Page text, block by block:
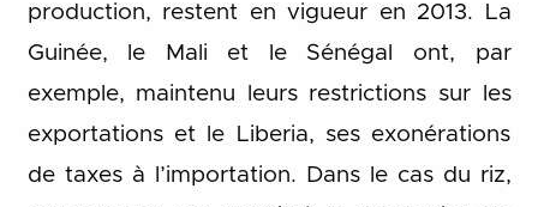
production, restent en vigueur en 2013. La
Guinée, le Mali et le Sénégal ont, par
exemple, maintenu leurs restrictions sur les
exportations et le Liberia, ses exonérations
de taxes à l’importation. Dans le cas du riz,